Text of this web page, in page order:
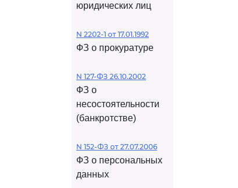
юридических лиц
N 2202-1 от 17.01.1992
ФЗ о прокуратуре
N 127-ФЗ 26.10.2002
ФЗ о
несостоятельности
(банкротстве)
N 152-ФЗ от 27.07.2006
ФЗ о персональных
данных